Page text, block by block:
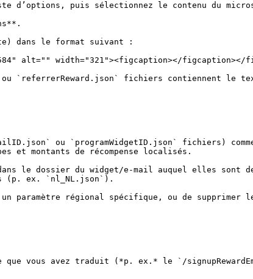
puis sélectionnez le contenu du
dans le format suivant :
alt="" width="321"><figcaption></figcaption></
ou `referrerReward.json` fichiers contiennent le
ou `programWidgetID.json` fichiers)
et montants de récompense localisés.
le dossier du widget/e-mail auquel elles sont
(p. ex. `nl_NL.json`).
paramètre régional spécifique, ou de supprimer
vous avez traduit (*p. ex.* le `/